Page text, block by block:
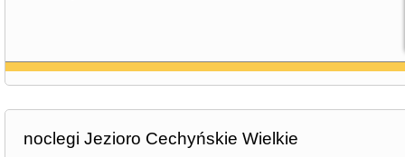
noclegi Jezioro Cechyńskie Wielkie